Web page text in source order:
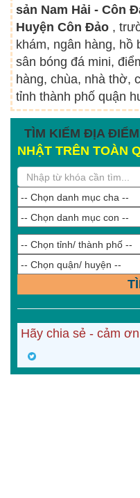
sản Nam Hải - Côn
Huyện Côn Đảo ,
khám, ngân hàng, hồ
sân bóng đá mini,
hàng, chùa, nhà thờ,
tỉnh thành phố quận
TÌM KIẾM ĐỊA
NHẬT TRÊN TOÀN
Hãy chia sẻ - cảm ơn